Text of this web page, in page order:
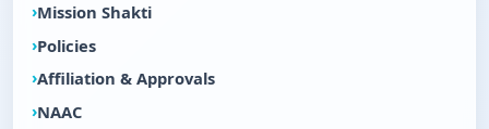
Mission Shakti
Policies
Affiliation & Approvals
NAAC